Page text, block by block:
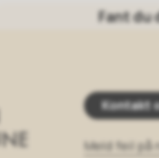
Fant du
Kontakt
Meld feil på